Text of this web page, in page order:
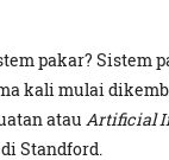
pakar? Sistem
kali mulai
atau Artificial
Standford.